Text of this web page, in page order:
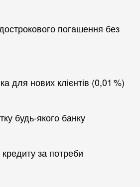
погашення без
для нових клієнтів (0,01 %)
будь-якого банку
за потреби